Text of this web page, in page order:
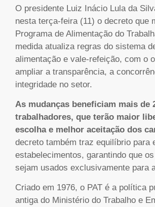
O presidente Luiz Inácio Lula da
nesta terça-feira (11) o decreto que
Programa de Alimentação do
medida atualiza regras do sistema
alimentação e vale-refeição, com o
ampliar a transparência, a
integridade no setor.
As mudanças beneficiam mais de
trabalhadores, que terão maior
escolha e melhor aceitação dos
decreto também traz equilíbrio para
estabelecimentos, garantindo que
sejam usados exclusivamente para
Criado em 1976, o PAT é a política
antiga do Ministério do Trabalho e